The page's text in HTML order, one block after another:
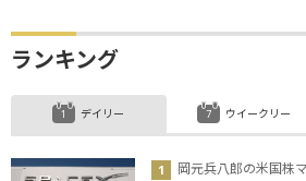
ランキング
デイリー
岡元兵八郎の米国株
ウイークリー